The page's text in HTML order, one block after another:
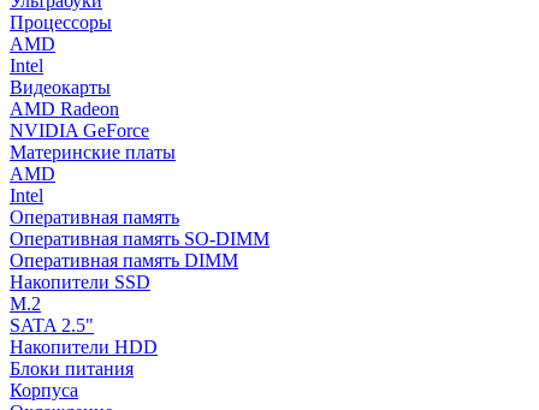
Процессоры
AMD
Intel
Видеокарты
AMD Radeon
NVIDIA GeForce
Материнские платы
AMD
Intel
Оперативная память
Оперативная память SO-DIMM
Оперативная память DIMM
Накопители SSD
M.2
SATA 2.5"
Накопители HDD
Блоки питания
Корпуса